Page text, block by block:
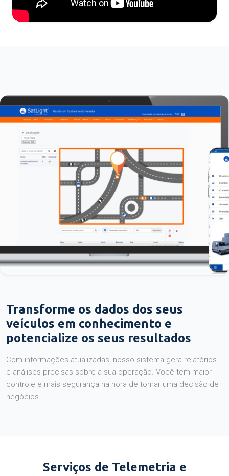
Transforme os dados dos seus
veículos em conhecimento e
potencialize os seus resultados
Com informações atualizadas, nosso sistema gera relatórios
e análises precisas sobre a sua operação. Você tem maior
controle e mais segurança na hora de tomar uma decisão de
negócios.
Serviços de Telemetria e